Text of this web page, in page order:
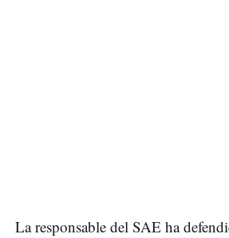
La responsable del SAE ha